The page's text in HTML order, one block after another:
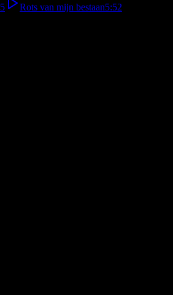
5 Rots van mijn bestaan5:52